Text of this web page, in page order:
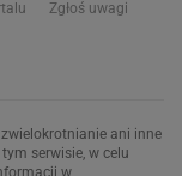
Zgłoś uwagi
ani inne
serwisie, w celu